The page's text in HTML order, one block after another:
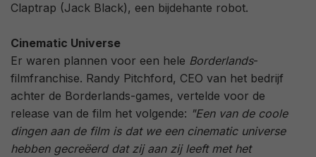
Claptrap (Jack Black), een bijdehante robot.
Cinematic Universe
Er waren plannen voor een hele Borderlands-
filmfranchise. Randy Pitchford, CEO van het bedrijf
achter de Borderlands-games, vertelde voor de
release van de film het volgende: "Een van de coole
dingen aan de film is dat we een cinematic universe
hebben gecreëerd dat zij aan zij leeft met het